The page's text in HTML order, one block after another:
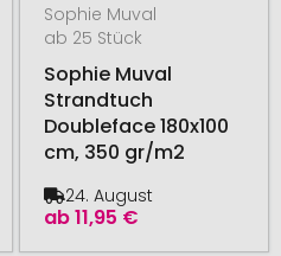
Sophie Muval
ab 25 Stück
Sophie Muval
Strandtuch
Doubleface 180x100
cm, 350 gr/m2
ab11,95 €
24. August